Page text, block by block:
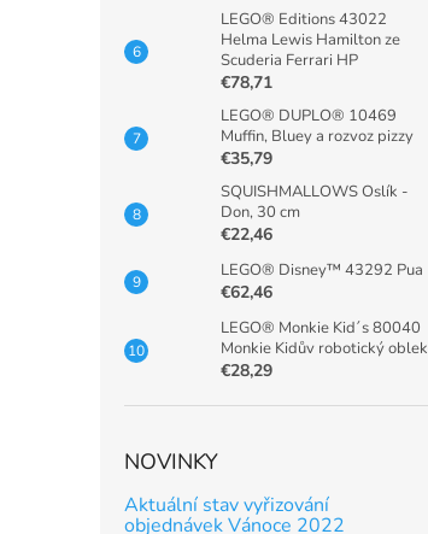
LEGO® Editions 43022
Helma Lewis Hamilton ze
Scuderia Ferrari HP
€78,71
LEGO® DUPLO® 10469
Muffin, Bluey a rozvoz pizzy
€35,79
SQUISHMALLOWS Oslík -
Don, 30 cm
€22,46
LEGO® Disney™ 43292 Pua
€62,46
LEGO® Monkie Kid´s 80040
Monkie Kidův robotický oblek
€28,29
NOVINKY
Aktuální stav vyřizování
objednávek Vánoce 2022